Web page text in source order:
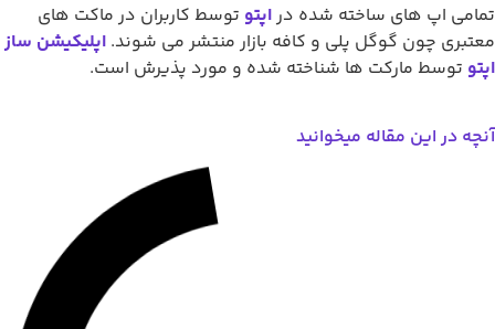
اپ های ساخته شده دراپتوتوسط کاربران در ماکت های
چون گوگل پلی و کافه بازار منتشر می شوند.اپلیکیشن ساز
مارکت ها شناخته شده و مورد پذیرش است.
این مقاله میخوانید